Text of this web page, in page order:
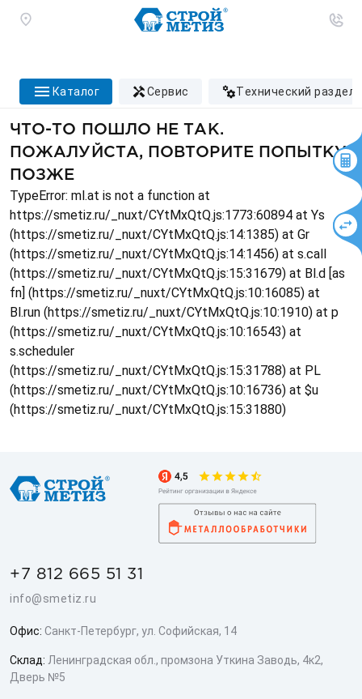
каталог сервис технический раздел
ЧТО-ТО ПОШЛО НЕ ТАК.
ПОЖАЛУЙСТА, ПОВТОРИТЕ ПОПЫТКУ
ПОЗЖЕ
TypeError: ml.at is not a function at
https://smetiz.ru/_nuxt/CYtMxQtQ.js:1773:60894 at Ys
(https://smetiz.ru/_nuxt/CYtMxQtQ.js:14:1385) at Gr
(https://smetiz.ru/_nuxt/CYtMxQtQ.js:14:1456) at s.call
(https://smetiz.ru/_nuxt/CYtMxQtQ.js:15:31679) at Bl.d [as
fn] (https://smetiz.ru/_nuxt/CYtMxQtQ.js:10:16085) at
Bl.run (https://smetiz.ru/_nuxt/CYtMxQtQ.js:10:1910) at p
(https://smetiz.ru/_nuxt/CYtMxQtQ.js:10:16543) at
s.scheduler
(https://smetiz.ru/_nuxt/CYtMxQtQ.js:15:31788) at PL
(https://smetiz.ru/_nuxt/CYtMxQtQ.js:10:16736) at $u
(https://smetiz.ru/_nuxt/CYtMxQtQ.js:15:31880)
+7 812 665 51 31
info@smetiz.ru
Офис: Санкт-Петербург, ул. Софийская, 14
Склад: Ленинградская обл., промзона Уткина Заводь, 4к2,
Дверь №5